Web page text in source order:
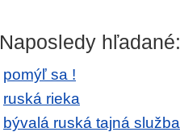
Naposledy hľadané:
pomýľ sa !
ruská rieka
bývalá ruská tajná služba